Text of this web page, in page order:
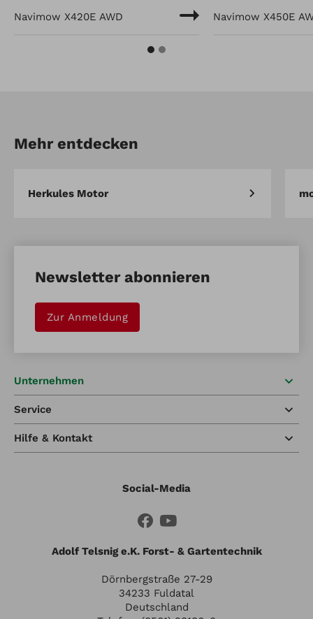
Navimow X420E AWD Navimow X450E
Mehr entdecken
Herkules Motor
Newsletter abonnieren
Zur Anmeldung
Unternehmen
Service
Hilfe & Kontakt
Social-Media
Adolf Telsnig e.K. Forst- & Gartentechnik
Dörnbergstraße 27-29
34233 Fuldatal
Deutschland